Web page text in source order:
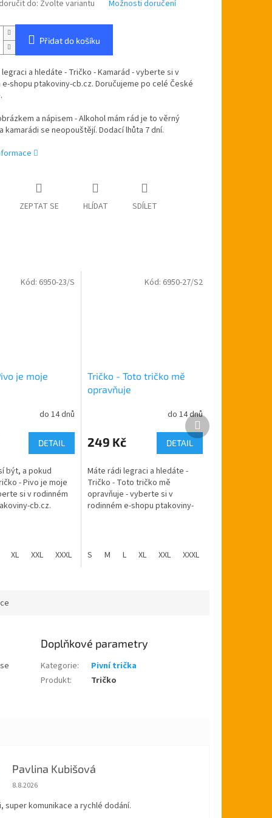
do: Zvolte variantu Možnosti doručení
Přidat do košíku
a hledáte - Tričko - Kamarád - vyberte si v
shopu ptakoviny-cb.cz.Doručujeme po celé České
a nápisem - Alkohol mám rád je to věrný
kamarádi se neopouštějí. Dodací lhůta 7 dní.
ZEPTAT SE HLÍDAT SDÍLET
je moje
do 14 dnů
DETAIL
být, a pokud
- Pivo je moje
si v rodinném
cb.cz.
XL XXL XXXL
Kód: 6950-23/S
Tričko - Toto tričko mě
opravňuje
do 14 dnů
249 Kč DETAIL
Máte rádi legraci a hledáte -
Tričko - Toto tričko mě
opravňuje - vyberte si v
rodinném e-shopu ptakoviny-
S
M L XL XXL XXXL
Kód: 6950-27/S2
Další
produkt
Doplňkové parametry
Kategorie:
Pivní trička
Produkt: Tričko
Pavlina Kubišová
Hodnocení obchodu je 5 z 5 hvězdiček.
8.8.2026
super komunikace a rychlé dodání.